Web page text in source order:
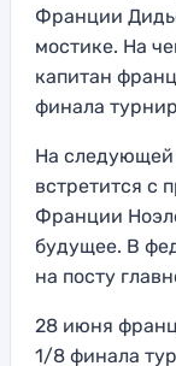
Франции
мостике. На
капитан
финала
На следующей
встретится с
Франции
будущее. В
на посту
28 июня
1/8 финала